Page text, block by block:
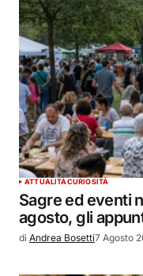
ATTUALITÀCURIOSITÀ
Sagre ed eventi
agosto, gli
di Andrea Bosetti7 Agosto